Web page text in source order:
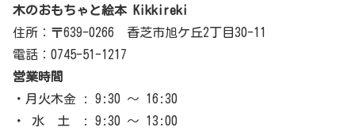
木のおもちゃと絵本 Kikkireki
住所：〒639-0266 香芝市旭ケ丘2丁目30-11
電話：0745-51-1217
営業時間
・月火木金 : 9:30 ～ 16:30
・ 水 土 : 9:30 ～ 13:00